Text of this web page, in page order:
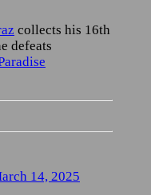
collects his 16th
defeats
14, 2025